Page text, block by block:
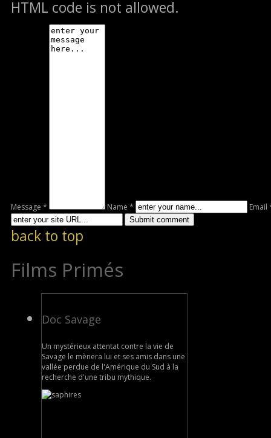
HTML code is not allowed.
Message * Name * Email
back to top
Films Primés
Doc Savage
Un mystérieux attentat contre la vie de
Savage le mènera lui et ses amis dans une
vallée perdue de l'Amérique du Sud à la
recherche d'une tribu mythique.